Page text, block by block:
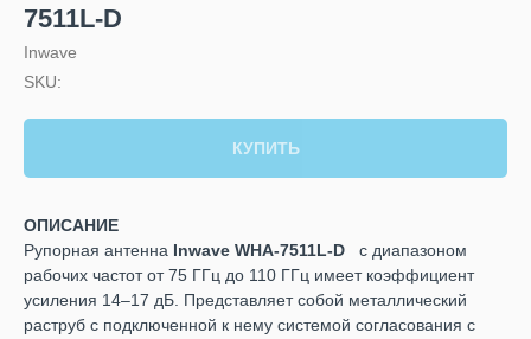
7511L-D
Inwave
SKU:
КУПИТЬ
ОПИСАНИЕ
Рупорная антенна Inwave WHA-7511L-D
с диапазоном
рабочих частот от 75 ГГц до 110 ГГц имеет коэффициент
усиления 14–17 дБ. Представляет собой металлический
раструб с подключенной к нему системой согласования с